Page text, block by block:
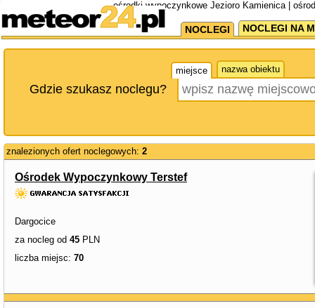
ośrodki wypoczynkowe Jezioro Kamienica |
NOCLEGI NOCLEGI NA
miejsce nazwa obiektu
Gdzie szukasz noclegu?
znalezionych ofert noclegowych: 2
Ośrodek Wypoczynkowy Terstef
Dargocice
za nocleg od 45 PLN
liczba miejsc: 70